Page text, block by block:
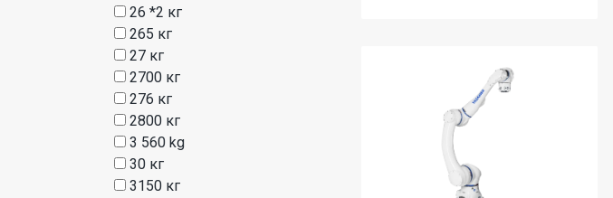
26 *2 кг
265 кг
27 кг
2700 кг
276 кг
2800 кг
3 560 kg
30 кг
3150 кг